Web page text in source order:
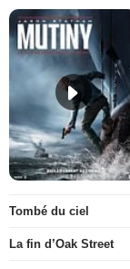
Tombé du ciel
La fin d’Oak Street